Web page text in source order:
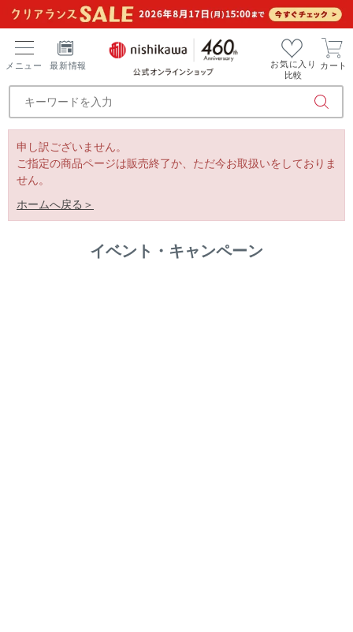
メニュー 最新情報
お気に入り
比較
カート
申し訳ございません。
ご指定の商品ページは販売終了か、ただ今お取扱いをしておりま
せん。
ホームへ戻る＞
イベント・キャンペーン